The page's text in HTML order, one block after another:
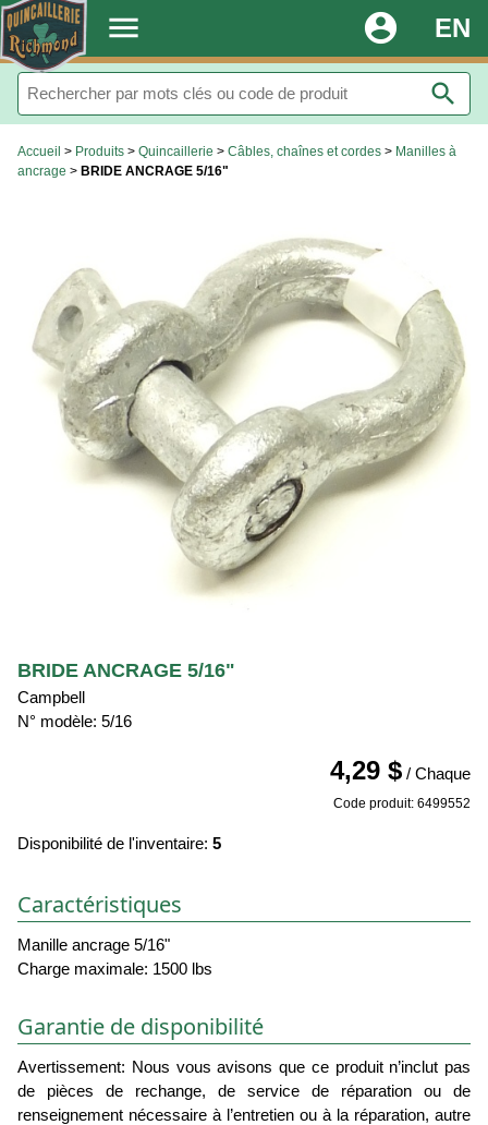
. menu EN
account_circle
search
Accueil > Produits > Quincaillerie > Câbles, chaînes et cordes > Manilles à
ancrage > BRIDE ANCRAGE 5/16"
BRIDE ANCRAGE 5/16"
Campbell
N° modèle: 5/16
4,29 $ / Chaque
Code produit: 6499552
Disponibilité de l'inventaire: 5
Caractéristiques
Manille ancrage 5/16"
Charge maximale: 1500 lbs
Garantie de disponibilité
Avertissement: Nous vous avisons que ce produit n’inclut pas
de pièces de rechange, de service de réparation ou de
renseignement nécessaire à l’entretien ou à la réparation, autre